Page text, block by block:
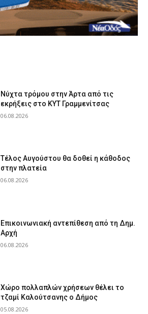
Νύχτα τρόμου στην Άρτα από τις
εκρήξεις στο ΚΥΤ Γραμμενίτσας
06.08.2026
Τέλος Αυγούστου θα δοθεί η κάθοδος
στην πλατεία
06.08.2026
Επικοινωνιακή αντεπίθεση από τη Δημ.
Αρχή
06.08.2026
Χώρο πολλαπλών χρήσεων θέλει το
τζαμί Καλούτσανης ο Δήμος
05.08.2026